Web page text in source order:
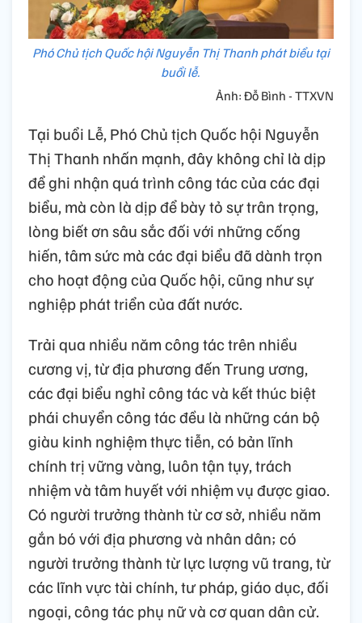
Phó Chủ tịch Quốc hội Nguyễn Thị Thanh phát biểu tại
buổi lễ.
Ảnh: Đỗ Bình - TTXVN
Tại buổi Lễ, Phó Chủ tịch Quốc hội Nguyễn
Thị Thanh nhấn mạnh, đây không chỉ là dịp
để ghi nhận quá trình công tác của các đại
biểu, mà còn là dịp để bày tỏ sự trân trọng,
lòng biết ơn sâu sắc đối với những cống
hiến, tâm sức mà các đại biểu đã dành trọn
cho hoạt động của Quốc hội, cũng như sự
nghiệp phát triển của đất nước.
Trải qua nhiều năm công tác trên nhiều
cương vị, từ địa phương đến Trung ương,
các đại biểu nghỉ công tác và kết thúc biệt
phái chuyển công tác đều là những cán bộ
giàu kinh nghiệm thực tiễn, có bản lĩnh
chính trị vững vàng, luôn tận tụy, trách
nhiệm và tâm huyết với nhiệm vụ được giao.
Có người trưởng thành từ cơ sở, nhiều năm
gắn bó với địa phương và nhân dân; có
người trưởng thành từ lực lượng vũ trang, từ
các lĩnh vực tài chính, tư pháp, giáo dục, đối
ngoại, công tác phụ nữ và cơ quan dân cử.